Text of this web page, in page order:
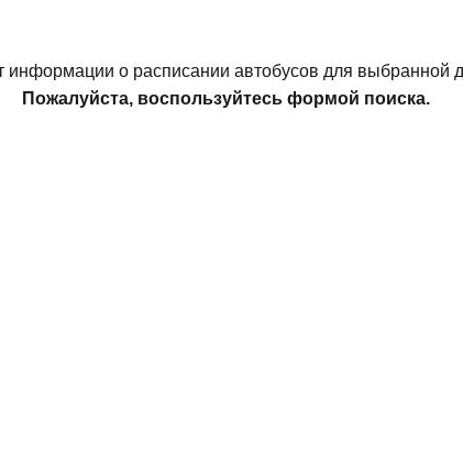
информации о расписании автобусов для выбранной
Пожалуйста, воспользуйтесь формой поиска.